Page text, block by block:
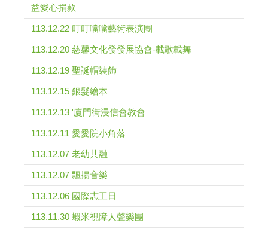
益愛心捐款
113.12.22 叮叮噹噹藝術表演團
113.12.20 慈馨文化發發展協會-載歌載舞
113.12.19 聖誕帽裝飾
113.12.15 銀髮繪本
113.12.13 '廈門街浸信會教會
113.12.11 愛愛院小角落
113.12.07 老幼共融
113.12.07 飄揚音樂
113.12.06 國際志工日
113.11.30 蝦米視障人聲樂團